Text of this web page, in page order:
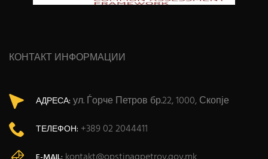
КОНТАКТ ИНФОРМАЦИИ
АДРЕСА: ул. Ѓорче Петров бр.22, 1000, Скопје
ТЕЛЕФОН: +389 02 2044411